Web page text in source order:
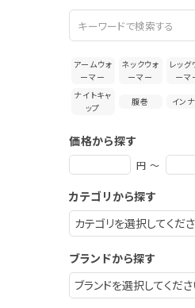
アームウォ
ーマー
ネックウォ
ーマー
レッグ
ーマ
ナイトキャ
ップ
腹巻 イン
価格から探す
円 ～
カテゴリから探す
ブランドから探す